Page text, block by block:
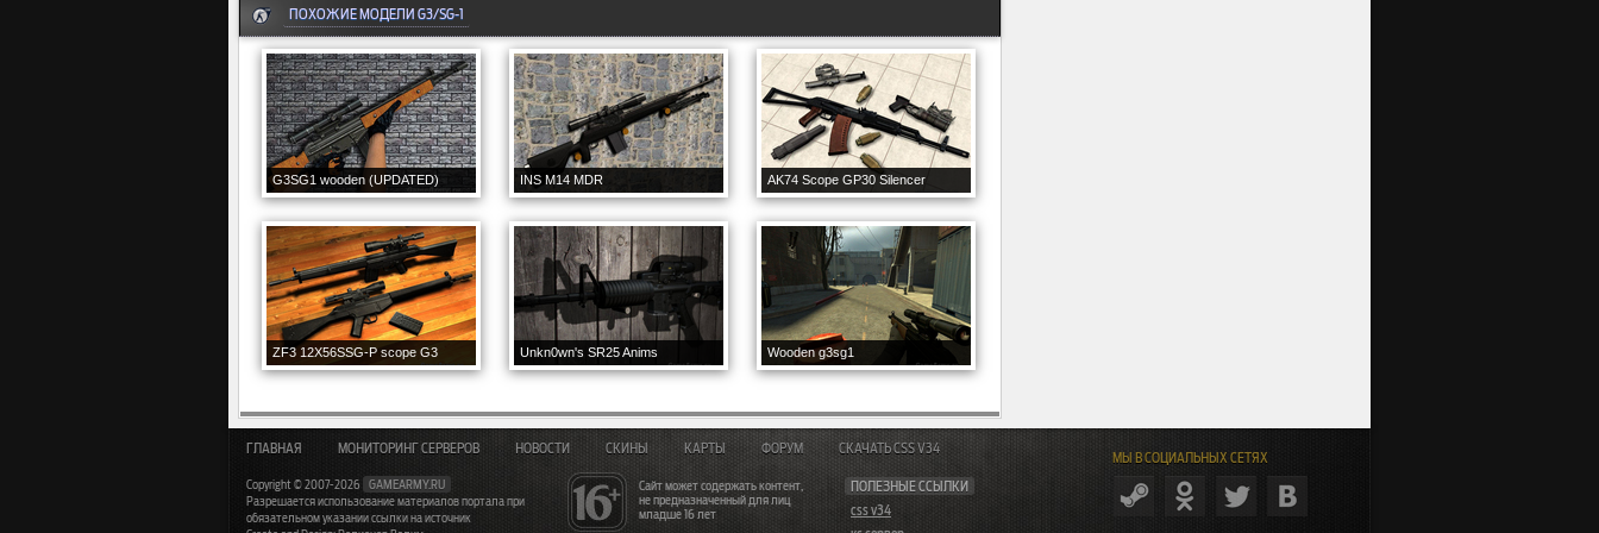
ПОХОЖИЕ МОДЕЛИ G3/SG-1
G3SG1 wooden (UPDATED) INS M14 MDR AK74 Scope GP30 Silencer
ZF3 12X56SSG-P scope G3 Unkn0wn's SR25 Anims Wooden g3sg1
МЫ В СОЦИАЛЬНЫХ СЕТЯХ
Сайт может содержать контент,
не предназначенный для лиц
младше 16 лет
ПОЛЕЗНЫЕ ССЫЛКИ
css v34
ГЛАВНАЯ МОНИТОРИНГ СЕРВЕРОВ НОВОСТИ СКИНЫ КАРТЫ ФОРУМ СКАЧАТЬ CSS V34
Copyright © 2007-2026
GAMEARMY.RU
Разрешается использование материалов портала при
обязательном указании ссылки на источник